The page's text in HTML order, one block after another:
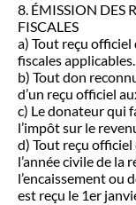
8. ÉMISSION DES
FISCALES
a) Tout reçu
fiscales applicables.
b) Tout don
d’un reçu officiel
c) Le donateur qui
l’impôt sur le
d) Tout reçu officiel
l’année civile de la
l’encaissement ou
est reçu le 1er